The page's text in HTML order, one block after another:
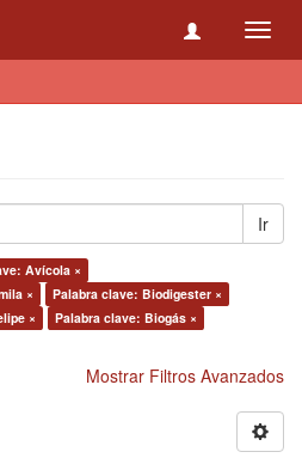
Ir
Avícola ×
×
Palabra clave: Biodigester ×
×
Palabra clave: Biogás ×
Mostrar Filtros Avanzados